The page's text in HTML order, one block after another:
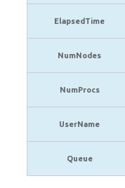
ElapsedTime
NumNodes
NumProcs
UserName
Queue